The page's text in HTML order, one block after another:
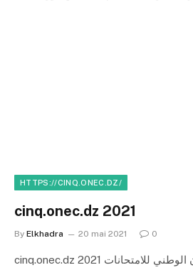
HTTPS://CINQ.ONEC.DZ/
cinq.onec.dz 2021
By Elkhadra 20 mai 2021 0
cinq.onec.dz 2021 يتقدم مدير الديوان الوطني للامتحانات